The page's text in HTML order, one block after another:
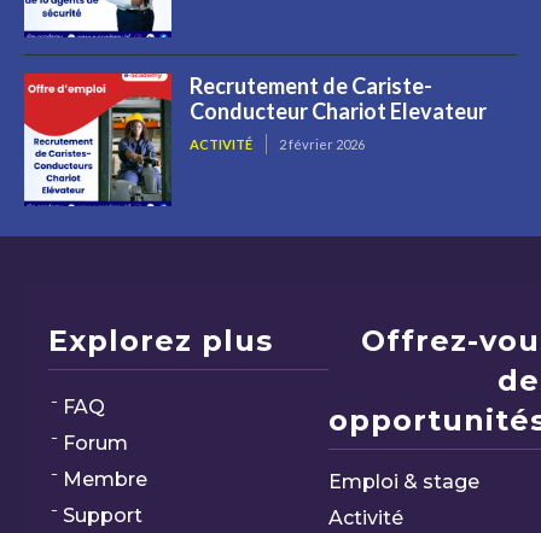
Recrutement de Cariste-
Conducteur Chariot Elevateur
ACTIVITÉ 2 février 2026
Explorez plus
FAQ
Forum
Membre
Support
Offrez-
Emploi & stage
Activité